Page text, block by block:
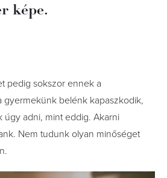
képe.
pedig sokszor ennek a
gyermekünk belénk kapaszkodik,
úgy adni, mint eddig. Akarni
Nem tudunk olyan minőséget